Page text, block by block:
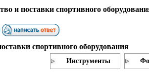
и поставки спортивного
спортивного оборудования
Инструменты